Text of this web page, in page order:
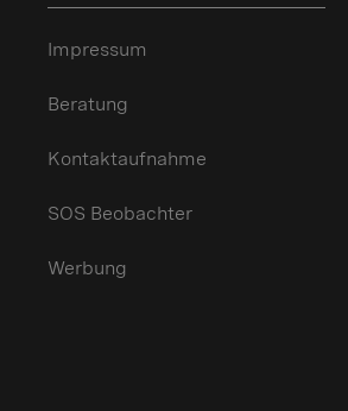
Impressum
Beratung
Kontaktaufnahme
SOS Beobachter
Werbung